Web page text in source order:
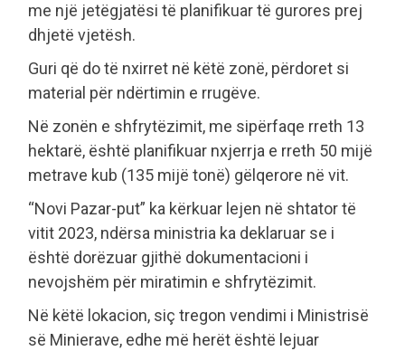
me një jetëgjatësi të planifikuar të gurores prej
dhjetë vjetësh.
Guri që do të nxirret në këtë zonë, përdoret si
material për ndërtimin e rrugëve.
Në zonën e shfrytëzimit, me sipërfaqe rreth 13
hektarë, është planifikuar nxjerrja e rreth 50 mijë
metrave kub (135 mijë tonë) gëlqerore në vit.
“Novi Pazar-put” ka kërkuar lejen në shtator të
vitit 2023, ndërsa ministria ka deklaruar se i
është dorëzuar gjithë dokumentacioni i
nevojshëm për miratimin e shfrytëzimit.
Në këtë lokacion, siç tregon vendimi i Ministrisë
së Minierave, edhe më herët është lejuar